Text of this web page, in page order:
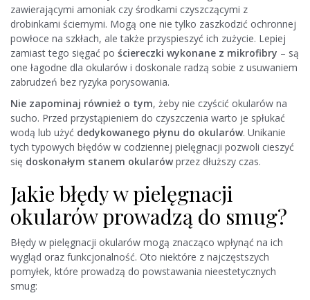
zawierającymi amoniak czy środkami czyszczącymi z
drobinkami ściernymi. Mogą one nie tylko zaszkodzić ochronnej
powłoce na szkłach, ale także przyspieszyć ich zużycie. Lepiej
zamiast tego sięgać po ściereczki wykonane z mikrofibry – są
one łagodne dla okularów i doskonale radzą sobie z usuwaniem
zabrudzeń bez ryzyka porysowania.
Nie zapominaj również o tym, żeby nie czyścić okularów na
sucho. Przed przystąpieniem do czyszczenia warto je spłukać
wodą lub użyć dedykowanego płynu do okularów. Unikanie
tych typowych błędów w codziennej pielęgnacji pozwoli cieszyć
się doskonałym stanem okularów przez dłuższy czas.
Jakie błędy w pielęgnacji
okularów prowadzą do smug?
Błędy w pielęgnacji okularów mogą znacząco wpłynąć na ich
wygląd oraz funkcjonalność. Oto niektóre z najczęstszych
pomyłek, które prowadzą do powstawania nieestetycznych
smug: